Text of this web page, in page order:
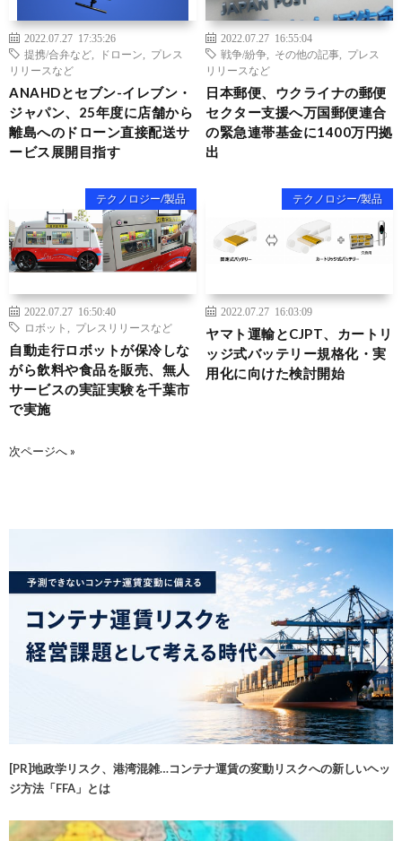
2022.07.27 17:35:26
提携/合弁など
ドローン
プレス
リリースなど
ANAHDとセブン-イレブン・
ジャパン、25年度に店舗から
離島へのドローン直接配送サ
ービス展開目指す
2022.07.27 16:55:04
戦争/紛争
その他の記事
プレス
リリースなど
日本郵便、ウクライナの郵便
セクター支援へ万国郵便連合
の緊急連帯基金に1400万円拠
出
テクノロジー/製品
2022.07.27 16:50:40
ロボット
プレスリリースなど
自動走行ロボットが保冷しな
がら飲料や食品を販売、無人
サービスの実証実験を千葉市
で実施
テクノロジー/製品
2022.07.27 16:03:09
ヤマト運輸とCJPT、カートリ
ッジ式バッテリー規格化・実
用化に向けた検討開始
次ページへ »
[PR]地政学リスク、港湾混雑…コンテナ運賃の変動リスクへの新しいヘッ
ジ方法「FFA」とは